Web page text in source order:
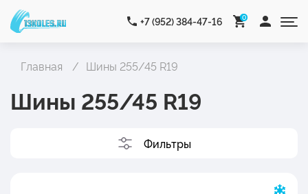
+7 (952) 384-47-16 0
Главная Шины 255/45 R19
Шины 255/45 R19
Фильтры